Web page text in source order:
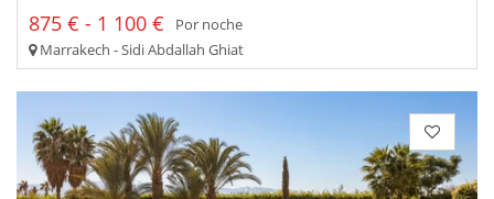
875 € - 1 100 €
Por noche
Marrakech - Sidi Abdallah Ghiat